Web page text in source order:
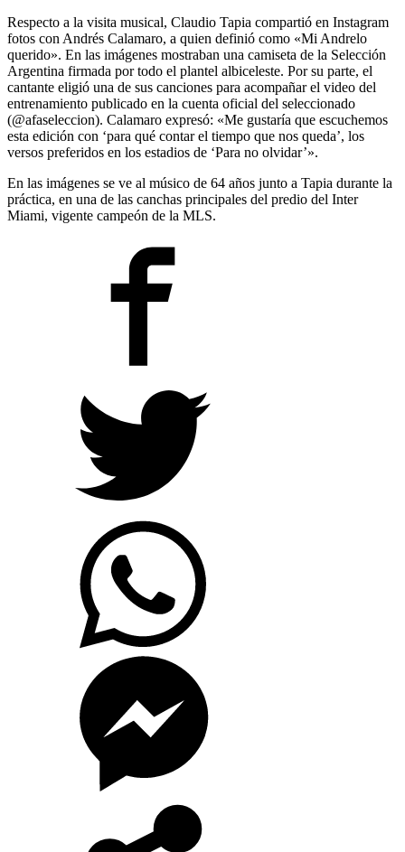
Respecto a la visita musical, Claudio Tapia compartió en Instagram
fotos con Andrés Calamaro, a quien definió como «Mi Andrelo
querido». En las imágenes mostraban una camiseta de la Selección
Argentina firmada por todo el plantel albiceleste. Por su parte, el
cantante eligió una de sus canciones para acompañar el video del
entrenamiento publicado en la cuenta oficial del seleccionado
(@afaseleccion). Calamaro expresó: «Me gustaría que escuchemos
esta edición con ‘para qué contar el tiempo que nos queda’, los
versos preferidos en los estadios de ‘Para no olvidar’».
En las imágenes se ve al músico de 64 años junto a Tapia durante la
práctica, en una de las canchas principales del predio del Inter
Miami, vigente campeón de la MLS.